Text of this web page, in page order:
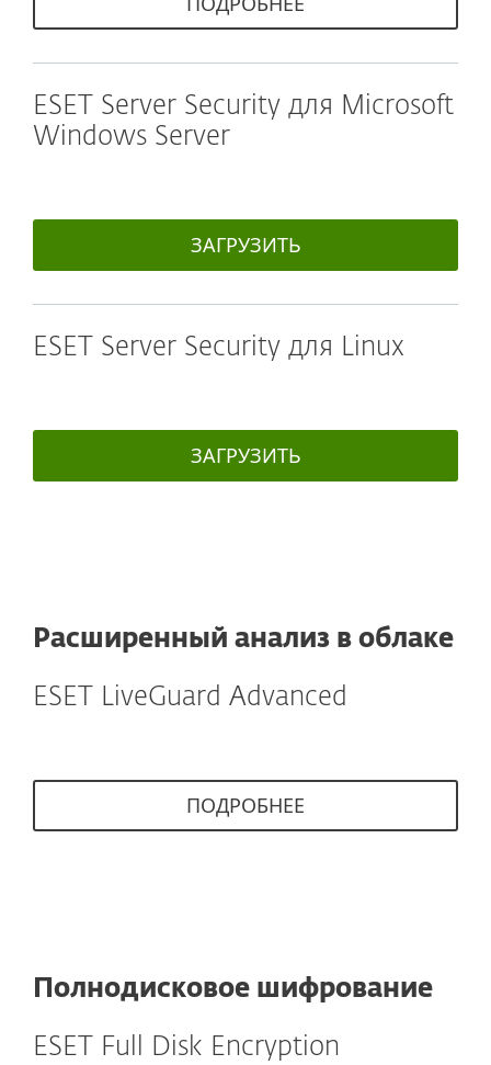
ESET Server Security для Microsoft
Windows Server
ЗАГРУЗИТЬ
ESET Server Security для Linux
ЗАГРУЗИТЬ
Расширенный анализ в облаке
ESET LiveGuard Advanced
ПОДРОБНЕЕ
Полнодисковое шифрование
ESET Full Disk Encryption